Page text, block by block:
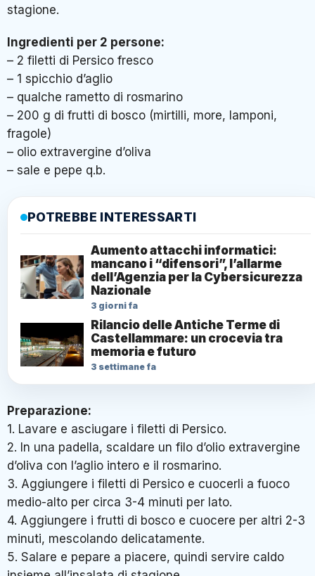
stagione.
Ingredienti per 2 persone:
– 2 filetti di Persico fresco
– 1 spicchio d’aglio
– qualche rametto di rosmarino
– 200 g di frutti di bosco (mirtilli, more, lamponi,
fragole)
– olio extravergine d’oliva
– sale e pepe q.b.
POTREBBE INTERESSARTI
Aumento attacchi informatici:
mancano i “difensori”, l’allarme
dell’Agenzia per la Cybersicurezza
Nazionale
3 giorni fa
Rilancio delle Antiche Terme di
Castellammare: un crocevia tra
memoria e futuro
3 settimane fa
Preparazione:
1. Lavare e asciugare i filetti di Persico.
2. In una padella, scaldare un filo d’olio extravergine
d’oliva con l’aglio intero e il rosmarino.
3. Aggiungere i filetti di Persico e cuocerli a fuoco
medio-alto per circa 3-4 minuti per lato.
4. Aggiungere i frutti di bosco e cuocere per altri 2-3
minuti, mescolando delicatamente.
5. Salare e pepare a piacere, quindi servire caldo